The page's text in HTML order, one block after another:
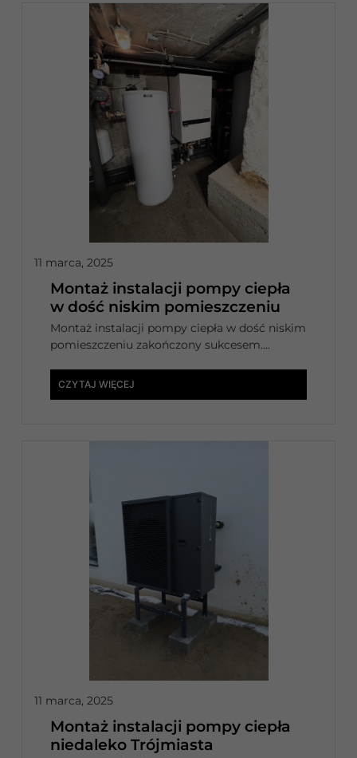
Montaż instalacji pompy ciepła
w dość niskim pomieszczeniu
Montaż instalacji pompy ciepła w dość niskim
pomieszczeniu zakończony sukcesem....
CZYTAJ WIĘCEJ
11 marca, 2025
Montaż instalacji pompy ciepła
niedaleko Trójmiasta
11 marca, 2025